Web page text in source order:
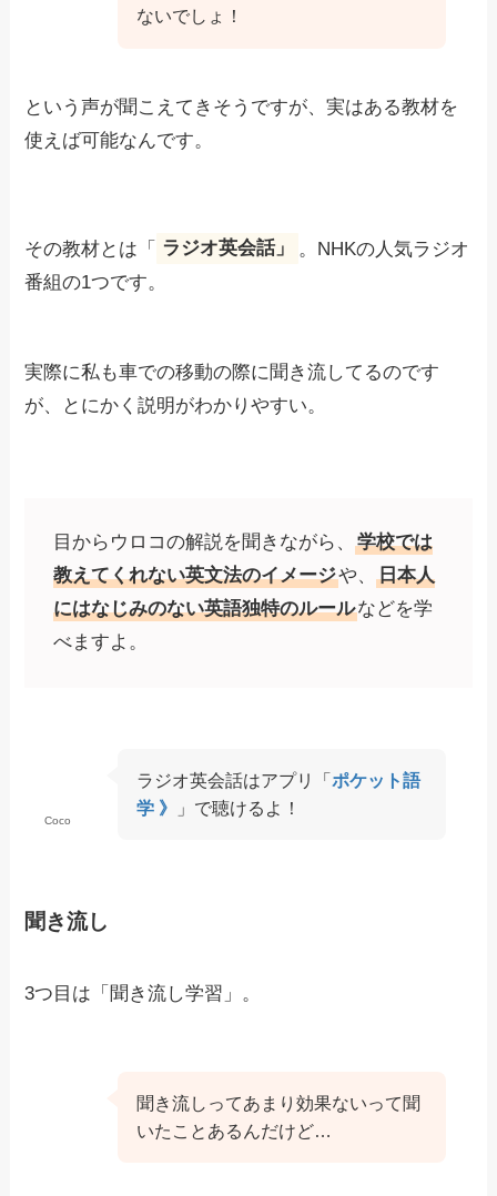
ないでしょ！
という声が聞こえてきそうですが、実はある教材を
使えば可能なんです。
その教材とは「 ラジオ英会話」
。NHKの人気ラジオ
番組の1つです。
実際に私も車での移動の際に聞き流してるのです
が、とにかく説明がわかりやすい。
目からウロコの解説を聞きながら、
学校では
教えてくれない英文法のイメージや、
日本人
にはなじみのない英語独特のルールなどを学
べますよ。
Coco
ラジオ英会話はアプリ「ポケット語
学 》
」で聴けるよ！
聞き流し
3つ目は「聞き流し学習」。
聞き流しってあまり効果ないって聞
いたことあるんだけど…